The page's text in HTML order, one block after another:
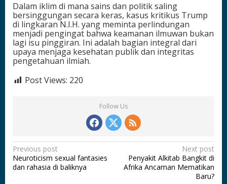
Dalam iklim di mana sains dan politik saling
bersinggungan secara keras, kasus kritikus Trump
di lingkaran N.I.H. yang meminta perlindungan
menjadi pengingat bahwa keamanan ilmuwan bukan
lagi isu pinggiran. Ini adalah bagian integral dari
upaya menjaga kesehatan publik dan integritas
pengetahuan ilmiah.
Post Views: 220
Follow Us
P
o
Previous post
Neuroticism sexual fantasies
dan rahasia di baliknya
Next post
Penyakit Alkitab Bangkit di
Afrika Ancaman Mematikan
Baru?